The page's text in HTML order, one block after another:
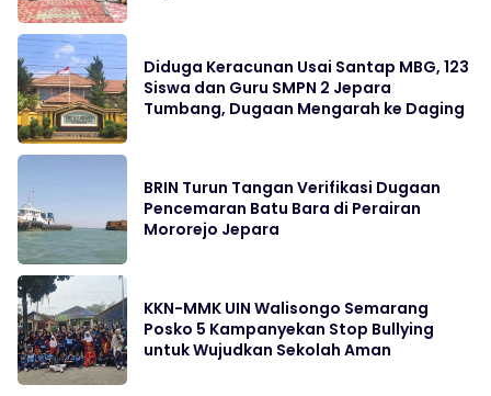
Diduga Keracunan Usai Santap MBG, 123
Siswa dan Guru SMPN 2 Jepara
Tumbang, Dugaan Mengarah ke Daging
BRIN Turun Tangan Verifikasi Dugaan
Pencemaran Batu Bara di Perairan
Mororejo Jepara
KKN-MMK UIN Walisongo Semarang
Posko 5 Kampanyekan Stop Bullying
untuk Wujudkan Sekolah Aman